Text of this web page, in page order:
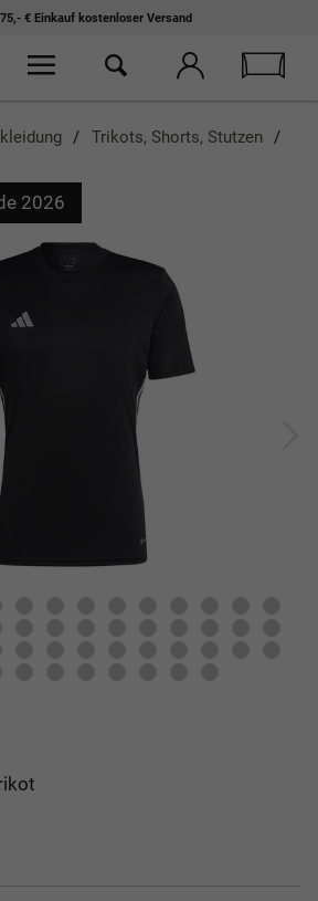
€ Einkauf kostenloser Versand
Trikots, Shorts, Stutzen
2026